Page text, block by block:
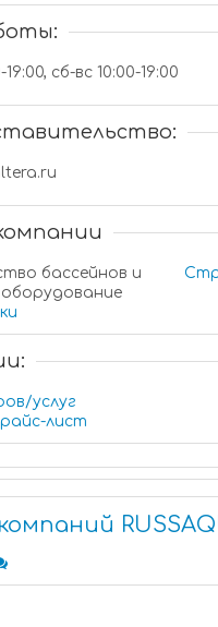
сб-вс 10:00-19:00
бассейнов и
оборудование
услуг
лист